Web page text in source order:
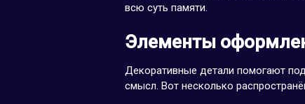
всю суть памяти.
Элементы
Декоративные детали помогают
смысл. Вот несколько